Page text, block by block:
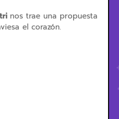
nos trae una propuesta
el corazón.